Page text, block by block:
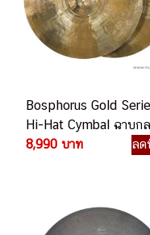
Bosphorus Gold
Hi-Hat Cymbal ฉาบก
8,990 บาท
ลด